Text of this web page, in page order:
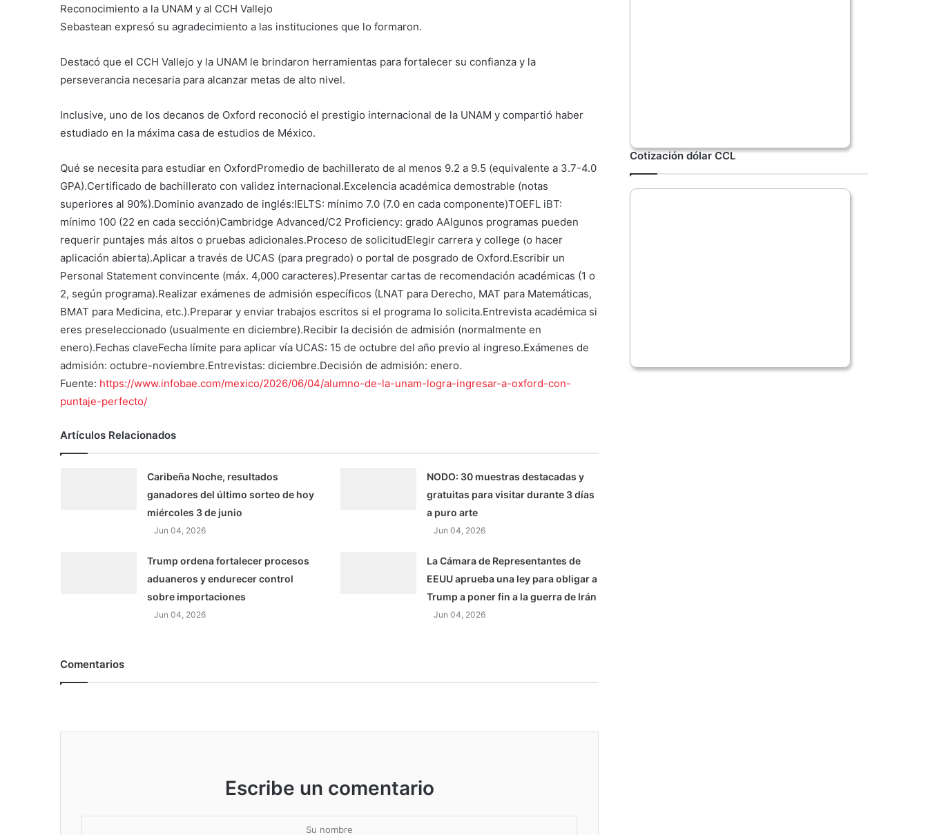
Reconocimiento a la UNAM y al CCH Vallejo
Sebastean expresó su agradecimiento a las instituciones que lo formaron.
Destacó que el CCH Vallejo y la UNAM le brindaron herramientas para fortalecer su confianza y la
perseverancia necesaria para alcanzar metas de alto nivel.
Inclusive, uno de los decanos de Oxford reconoció el prestigio internacional de la UNAM y compartió haber
estudiado en la máxima casa de estudios de México.
Qué se necesita para estudiar en OxfordPromedio de bachillerato de al menos 9.2 a 9.5 (equivalente a 3.7-4.0
GPA).Certificado de bachillerato con validez internacional.Excelencia académica demostrable (notas
superiores al 90%).Dominio avanzado de inglés:IELTS: mínimo 7.0 (7.0 en cada componente)TOEFL iBT:
mínimo 100 (22 en cada sección)Cambridge Advanced/C2 Proficiency: grado AAlgunos programas pueden
requerir puntajes más altos o pruebas adicionales.Proceso de solicitudElegir carrera y college (o hacer
aplicación abierta).Aplicar a través de UCAS (para pregrado) o portal de posgrado de Oxford.Escribir un
Personal Statement convincente (máx. 4,000 caracteres).Presentar cartas de recomendación académicas (1 o
2, según programa).Realizar exámenes de admisión específicos (LNAT para Derecho, MAT para Matemáticas,
BMAT para Medicina, etc.).Preparar y enviar trabajos escritos si el programa lo solicita.Entrevista académica si
eres preseleccionado (usualmente en diciembre).Recibir la decisión de admisión (normalmente en
enero).Fechas claveFecha límite para aplicar vía UCAS: 15 de octubre del año previo al ingreso.Exámenes de
admisión: octubre-noviembre.Entrevistas: diciembre.Decisión de admisión: enero.
Fuente: https://www.infobae.com/mexico/2026/06/04/alumno-de-la-unam-logra-ingresar-a-oxford-con-
puntaje-perfecto/
Artículos Relacionados
Caribeña Noche, resultados
ganadores del último sorteo de hoy
miércoles 3 de junio
Jun 04, 2026
NODO: 30 muestras destacadas y
gratuitas para visitar durante 3 días
a puro arte
Jun 04, 2026
Trump ordena fortalecer procesos
aduaneros y endurecer control
sobre importaciones
Jun 04, 2026
La Cámara de Representantes de
EEUU aprueba una ley para obligar a
Trump a poner fin a la guerra de Irán
Jun 04, 2026
Comentarios
Escribe un comentario
Cotización dólar CCL